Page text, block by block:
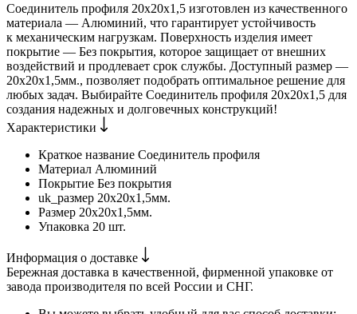
Соединитель профиля 20х20х1,5 изготовлен из качественного
материала — Алюминий, что гарантирует устойчивость
к механическим нагрузкам. Поверхность изделия имеет
покрытие — Без покрытия, которое защищает от внешних
воздействий и продлевает срок службы. Доступный размер —
20х20х1,5мм., позволяет подобрать оптимальное решение для
любых задач. Выбирайте Соединитель профиля 20х20х1,5 для
создания надежных и долговечных конструкций!
Характеристики
Краткое название Соединитель профиля
Материал Алюминий
Покрытие Без покрытия
uk_размер 20х20х1,5мм.
Размер 20х20х1,5мм.
Упаковка 20 шт.
Информация о доставке
Бережная доставка в качественной, фирменной упаковке от
завода производителя по всей России и СНГ.